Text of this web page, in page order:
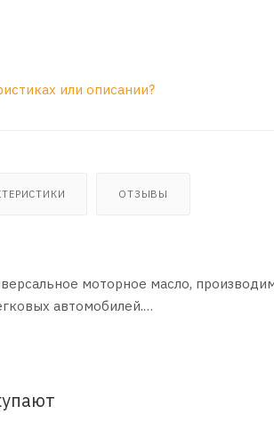
или описании?
ОТЗЫВЫ
моторное масло,
автомобилей.
условиях (городской цикл,